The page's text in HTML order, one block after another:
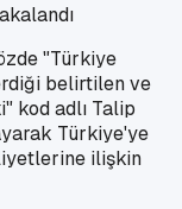
"Türkiye
belirtilen ve
kod adlı Talip
Türkiye'ye
ilişkin